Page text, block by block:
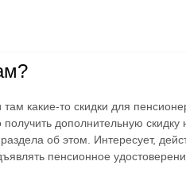
какие-то скидки для
дополнительную скидку
об этом. Интересует,
пенсионное
ТГ-канал и получай свежие
день!